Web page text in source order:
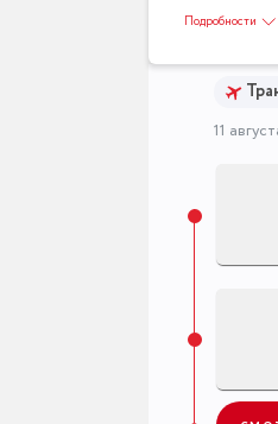
Подробности
11